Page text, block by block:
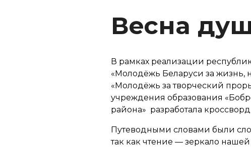
Весна
В рамках реализации
«Молодёжь Беларуси за жизнь,
«Молодёжь за творческий
учреждения образования
района» разработала
Путеводными словами были
так как чтение — зеркало